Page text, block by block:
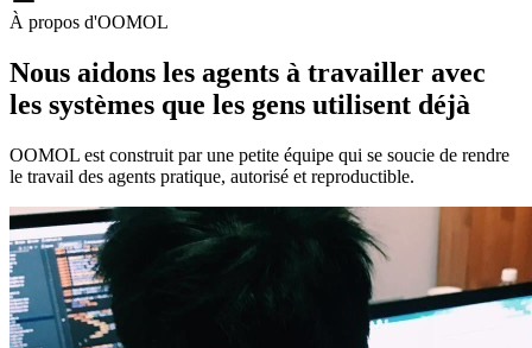
À propos d'OOMOL
Nous aidons les agents à travailler avec
les systèmes que les gens utilisent déjà
OOMOL est construit par une petite équipe qui se soucie de rendre
le travail des agents pratique, autorisé et reproductible.